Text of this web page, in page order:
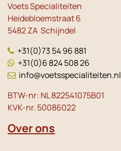
Voets Specialiteiten
Heidebloemstraat 6
5482 ZA Schijndel
+31(0)73 54 96 881
+31(0)6 824 508 26
info@voetsspecialiteiten.nl
BTW-nr: NL 822541075B01
KVK-nr. 50086022
Over ons